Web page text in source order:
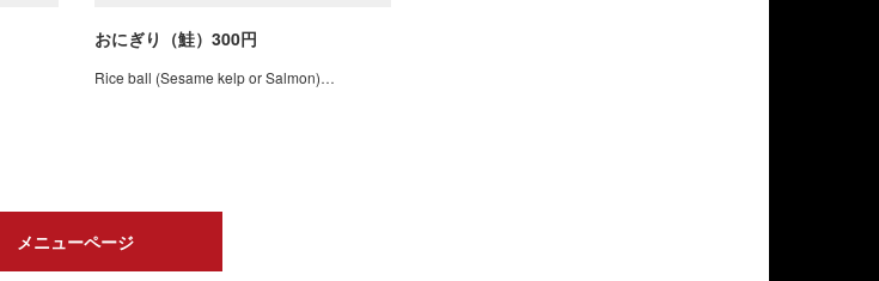
おにぎり（鮭）300円
Rice ball (Sesame kelp or Salmon)…
メニューページ